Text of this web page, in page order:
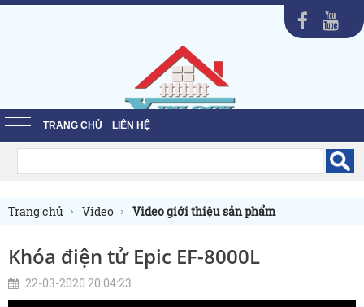
TRANG CHỦ LIÊN HỆ
Trang chủ Video Video giới thiệu sản phẩm
Khóa điện tử Epic EF-8000L
22-03-2020 20:04:23